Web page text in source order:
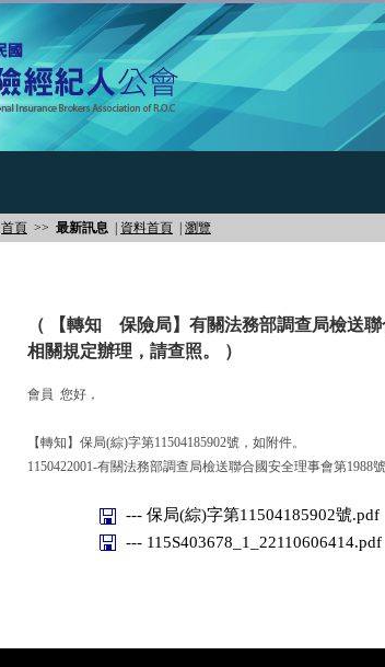
首頁 >> 最新訊息 資料首頁 瀏覽
（ 【轉知 保險局】有關法務部調查局檢送
相關規定辦理，請查照。 ）
會員 您好，
【轉知】保局(綜)字第11504185902號，如附件。
1150422001-有關法務部調查局檢送聯合國安全理事會第
--- 保局(綜)字第11504185902號.pdf
--- 115S403678_1_22110606414.pdf